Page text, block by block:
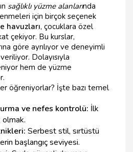
sağlıklı yüzme alanlarında
için birçok seçenek
havuzları, çocuklara özel
çekiyor. Bu kurslar,
göre ayrılıyor ve deneyimli
Dolayısıyla
hem de yüzme
öğreniyorlar? İşte bazı temel
ve nefes kontrolü: İlk
olmak.
Serbest stil, sırtüstü
başlangıç seviyesi.